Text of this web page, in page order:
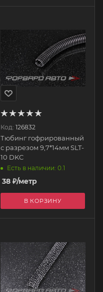
Код: 126832
Тюбинг гофрированный
с разрезом 9,7*14мм SLT-
10 DKC
Есть в наличии: 0.1
38₽/метр
В КОРЗИНУ